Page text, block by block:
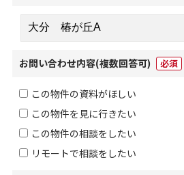
お問い合わせ内容(複数回答可) 必須
この物件の資料がほしい
この物件を見に行きたい
この物件の相談をしたい
リモートで相談をしたい